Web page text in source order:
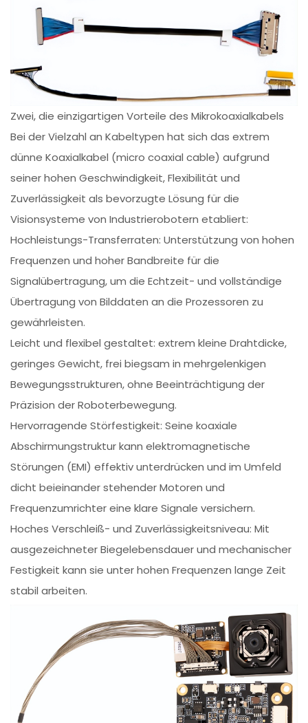
Zwei, die einzigartigen Vorteile des Mikrokoaxialkabels
Bei der Vielzahl an Kabeltypen hat sich das extrem
dünne Koaxialkabel (micro coaxial cable) aufgrund
seiner hohen Geschwindigkeit, Flexibilität und
Zuverlässigkeit als bevorzugte Lösung für die
Visionsysteme von Industrierobotern etabliert:
Hochleistungs-Transferraten: Unterstützung von hohen
Frequenzen und hoher Bandbreite für die
Signalübertragung, um die Echtzeit- und vollständige
Übertragung von Bilddaten an die Prozessoren zu
gewährleisten.
Leicht und flexibel gestaltet: extrem kleine Drahtdicke,
geringes Gewicht, frei biegsam in mehrgelenkigen
Bewegungsstrukturen, ohne Beeinträchtigung der
Präzision der Roboterbewegung.
Hervorragende Störfestigkeit: Seine koaxiale
Abschirmungstruktur kann elektromagnetische
Störungen (EMI) effektiv unterdrücken und im Umfeld
dicht beieinander stehender Motoren und
Frequenzumrichter eine klare Signale versichern.
Hoches Verschleiß- und Zuverlässigkeitsniveau: Mit
ausgezeichneter Biegelebensdauer und mechanischer
Festigkeit kann sie unter hohen Frequenzen lange Zeit
stabil arbeiten.